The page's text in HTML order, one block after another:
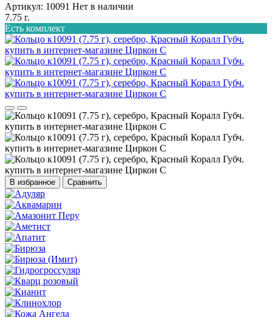
Артикул: 10091 Нет в наличии
7.75 г.
Есть комплект
В избранное Сравнить